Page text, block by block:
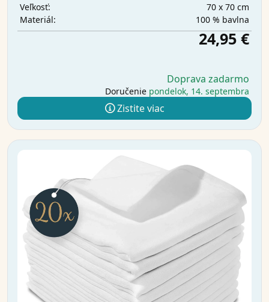
Veľkosť:
70 x 70 cm
Materiál:
100 % bavlna
24,95 €
Doprava zadarmo
Doručenie pondelok, 14. septembra
Zistite viac